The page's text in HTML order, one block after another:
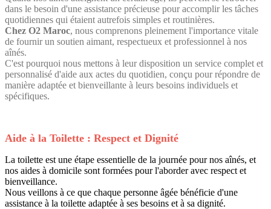
dans le besoin d'une assistance précieuse pour accomplir les tâches
quotidiennes qui étaient autrefois simples et routinières.
Chez O2 Maroc, nous comprenons pleinement l'importance vitale
de fournir un soutien aimant, respectueux et professionnel à nos
aînés.
C'est pourquoi nous mettons à leur disposition un service complet et
personnalisé d'aide aux actes du quotidien, conçu pour répondre de
manière adaptée et bienveillante à leurs besoins individuels et
spécifiques.
Aide à la Toilette : Respect et Dignité
La toilette est une étape essentielle de la journée pour nos aînés, et
nos aides à domicile sont formées pour l'aborder avec respect et
bienveillance.
Nous veillons à ce que chaque personne âgée bénéficie d'une
assistance à la toilette adaptée à ses besoins et à sa dignité.